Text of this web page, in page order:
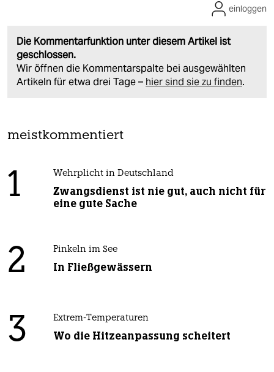
Die Kommentarfunktion unter diesem Artikel ist
geschlossen.
Wir öffnen die Kommentarspalte bei ausgewählten
Artikeln für etwa drei Tage – hier sind sie zu finden.
einloggen
meistkommentiert
1 Wehrplicht in Deutschland
Zwangsdienst ist nie gut, auch nicht für
eine gute Sache
2 Pinkeln im See
In Fließgewässern
3 Extrem-Temperaturen
Wo die Hitzeanpassung scheitert